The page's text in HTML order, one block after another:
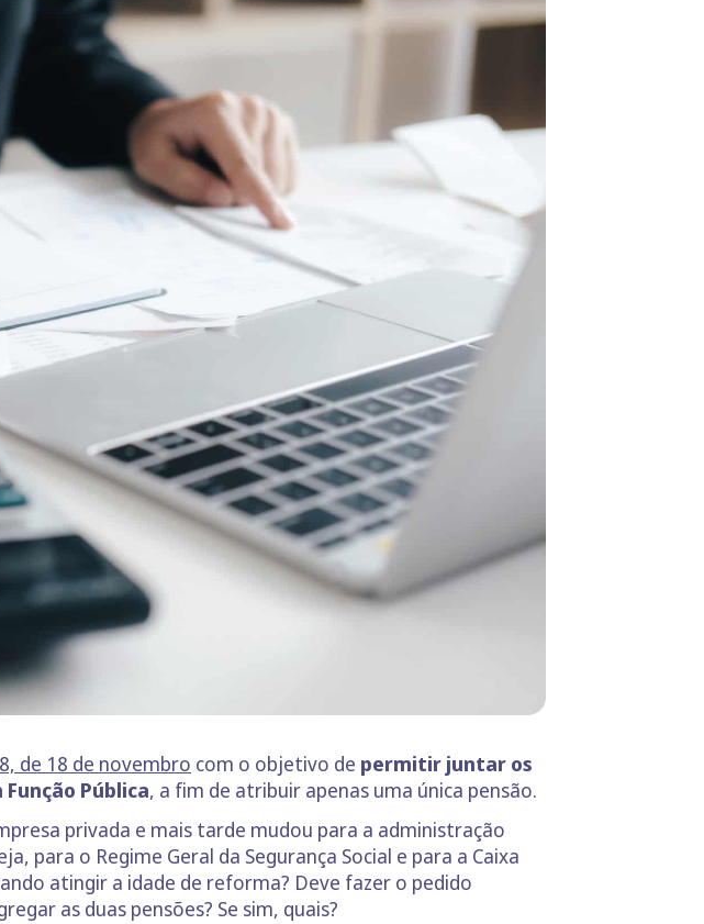
de 18 de novembro com o objetivo de permitir juntar os
Pública, a fim de atribuir apenas uma única pensão.
privada e mais tarde mudou para a administração
para o Regime Geral da Segurança Social e para a Caixa
atingir a idade de reforma? Deve fazer o pedido
as duas pensões? Se sim, quais?